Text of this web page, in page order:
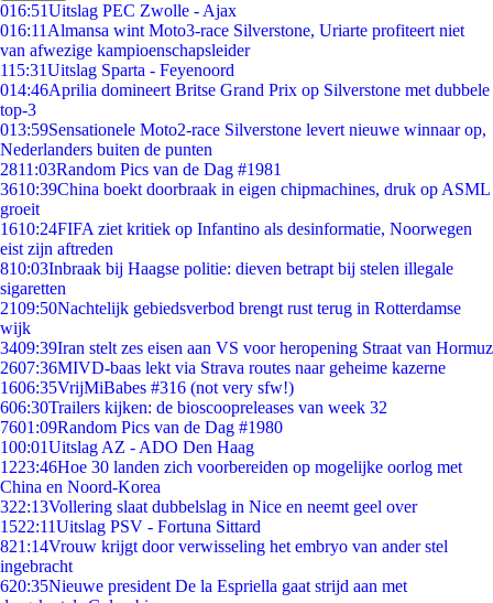
016:51Uitslag PEC Zwolle - Ajax
016:11 Almansa wint Moto3-race Silverstone, Uriarte profiteert niet
van afwezige kampioenschapsleider
115:31Uitslag Sparta - Feyenoord
014:46Aprilia domineert Britse Grand Prix op Silverstone met dubbele
top-3
013:59Sensationele Moto2-race Silverstone levert nieuwe winnaar op,
Nederlanders buiten de punten
2811:03Random Pics van de Dag #1981
3610:39China boekt doorbraak in eigen chipmachines, druk op ASML
groeit
1610:24FIFA ziet kritiek op Infantino als desinformatie, Noorwegen
eist zijn aftreden
810:03Inbraak bij Haagse politie: dieven betrapt bij stelen illegale
sigaretten
2109:50Nachtelijk gebiedsverbod brengt rust terug in Rotterdamse
wijk
3409:39Iran stelt zes eisen aan VS voor heropening Straat van Hormuz
2607:36MIVD-baas lekt via Strava routes naar geheime kazerne
1606:35VrijMiBabes #316 (not very sfw!)
606:30Trailers kijken: de bioscoopreleases van week 32
7601:09Random Pics van de Dag #1980
100:01Uitslag AZ - ADO Den Haag
1223:46Hoe 30 landen zich voorbereiden op mogelijke oorlog met
China en Noord-Korea
322:13Vollering slaat dubbelslag in Nice en neemt geel over
1522:11Uitslag PSV - Fortuna Sittard
821:14Vrouw krijgt door verwisseling het embryo van ander stel
ingebracht
620:35Nieuwe president De la Espriella gaat strijd aan met